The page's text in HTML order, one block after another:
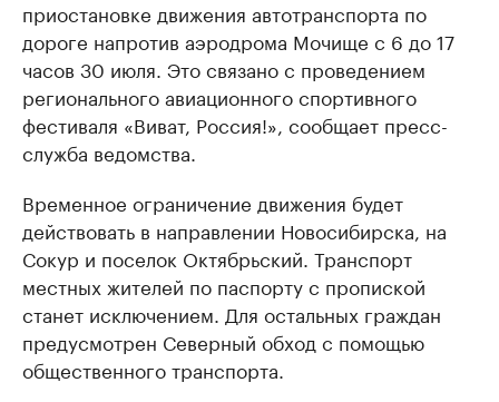
приостановке движения автотранспорта по
дороге напротив аэродрома Мочище с 6 до 17
часов 30 июля. Это связано с проведением
регионального авиационного спортивного
фестиваля «Виват, Россия!», сообщает пресс-
служба ведомства.
Временное ограничение движения будет
действовать в направлении Новосибирска, на
Сокур и поселок Октябрьский. Транспорт
местных жителей по паспорту с пропиской
станет исключением. Для остальных граждан
предусмотрен Северный обход с помощью
общественного транспорта.